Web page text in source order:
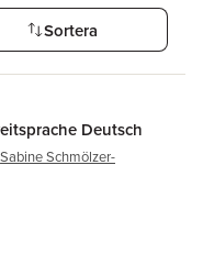
Sortera
Deutsch
Sabine Schmölzer-